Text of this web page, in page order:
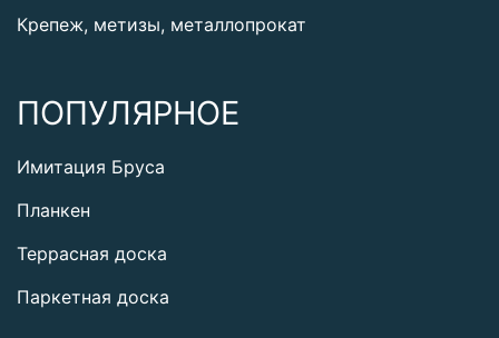
Крепеж, метизы, металлопрокат
ПОПУЛЯРНОЕ
Имитация Бруса
Планкен
Террасная доска
Паркетная доска